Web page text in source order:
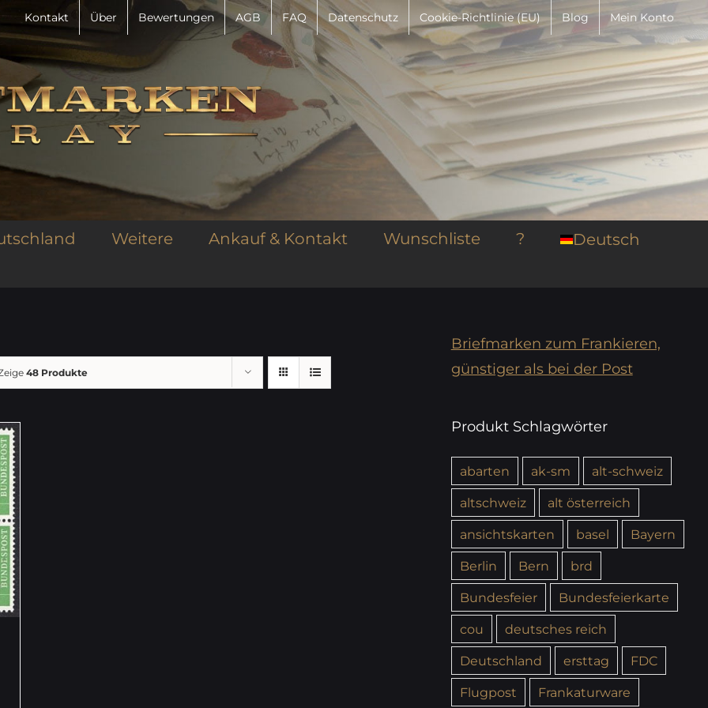
Kontakt Über Bewertungen AGB FAQ Datenschutz Cookie-Richtlinie (EU) Blog Mein Konto
Weitere Ankauf & Kontakt Wunschliste ? Deutsch
48 Produkte
Briefmarken zum Frankieren,
günstiger als bei der Post
Produkt Schlagwörter
abarten ak-sm
alt-schweiz
altschweiz
alt österreich
ansichtskarten
basel
Bayern
Berlin
Bern
brd
Bundesfeier
Bundesfeierkarte
cou
deutsches reich
Deutschland
ersttag
FDC
Flugpost
Frankaturware